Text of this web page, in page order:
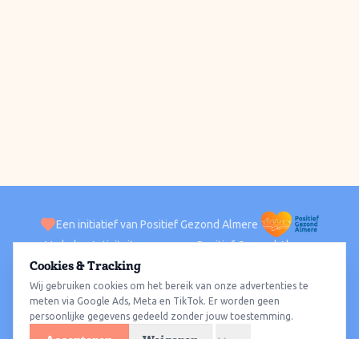
Een initiatief van Positief Gezond Almere
VerhalenActiviteiten Positief Gezond Almere
ACTIVITEITEN PER WIJK
Alle wijkenAlmere HavenAlmere StadAlmere BuitenAlmere Poort
Almere HoutAlmere OosterwoldWat te doen
Cookies & Tracking
Wij gebruiken cookies om het bereik van onze advertenties te
meten via Google Ads, Meta en TikTok. Er worden geen
persoonlijke gegevens gedeeld zonder jouw toestemming.